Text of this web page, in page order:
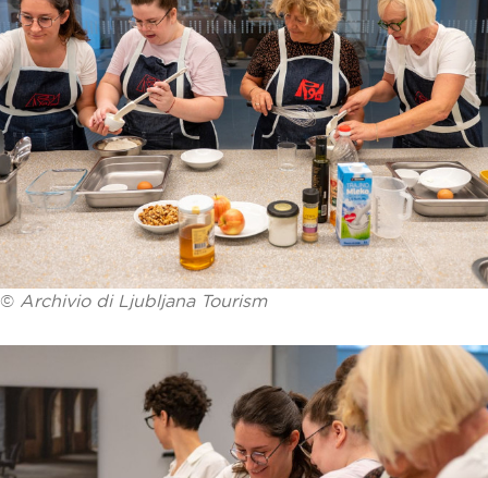
© Archivio di Ljubljana Tourism